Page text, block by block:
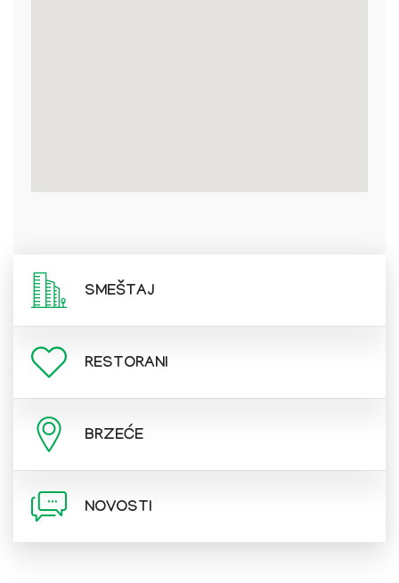
SMEŠTAJ
RESTORANI
BRZEĆE
NOVOSTI